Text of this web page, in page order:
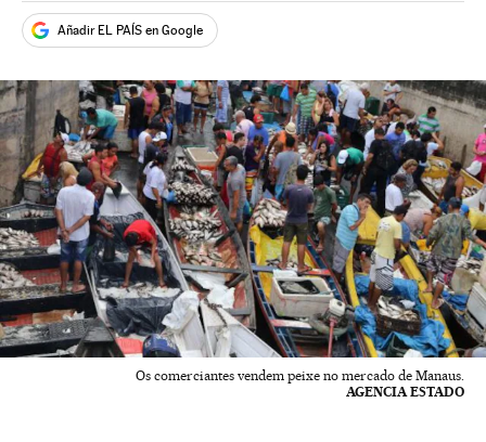
Añadir EL PAÍS en Google
Os comerciantes vendem peixe no mercado de Manaus.
AGENCIA ESTADO